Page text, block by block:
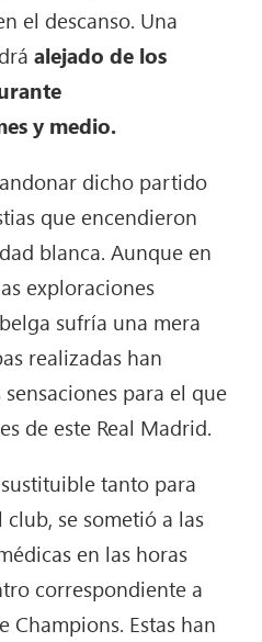
el descanso. Una
alejado de los
y medio.
dicho partido
que encendieron
blanca. Aunque en
exploraciones
sufría una mera
realizadas han
para el que
de este Real Madrid.
tanto para
se sometió a las
en las horas
correspondiente a
Champions. Estas han